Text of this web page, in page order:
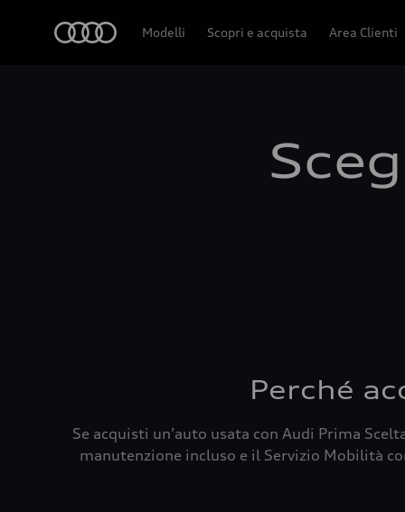
Modelli Scopri e acquista Area Clienti
Perché
Se acquisti un’auto usata con Audi Prima
manutenzione incluso e il Servizio Mobilità